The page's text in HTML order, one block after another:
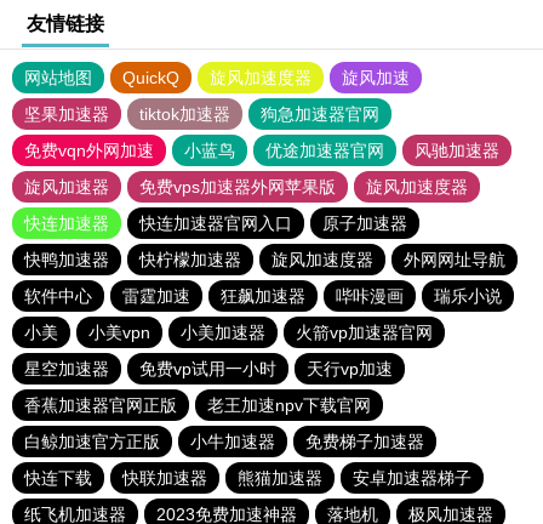
友情链接
网站地图 QuickQ 旋风加速度器
旋风加速
坚果加速器
tiktok加速器
狗急加速器官网
免费vqn外网加速
小蓝鸟 优途加速器官网
风驰加速器
旋风加速器
免费vps加速器外网苹果版
旋风加速度器
快连加速器
快连加速器官网入口
原子加速器
快鸭加速器
快柠檬加速器 旋风加速度器
外网网址导航
软件中心
雷霆加速 狂飙加速器 哔咔漫画
瑞乐小说
小美
小美vpn 小美加速器
火箭vp加速器官网
星空加速器
免费vp试用一小时
天行vp加速
香蕉加速器官网正版
老王加速npv下载官网
白鲸加速官方正版
小牛加速器
免费梯子加速器
快连下载
快联加速器 熊猫加速器
安卓加速器梯子
纸飞机加速器
2023免费加速神器 落地机 极风加速器